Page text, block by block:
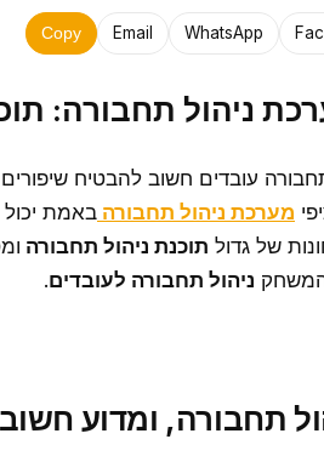
WhatsApp
Email
Copy
ניהול תחבורה:
עובדים חשוב להבטיח שיפורים
מערכת ניהול תחבורה באמת יכול
של גדול תוכנת ניהול תחבורה
ניהול תחבורה לעובדים.
תחבורה, ומדוע